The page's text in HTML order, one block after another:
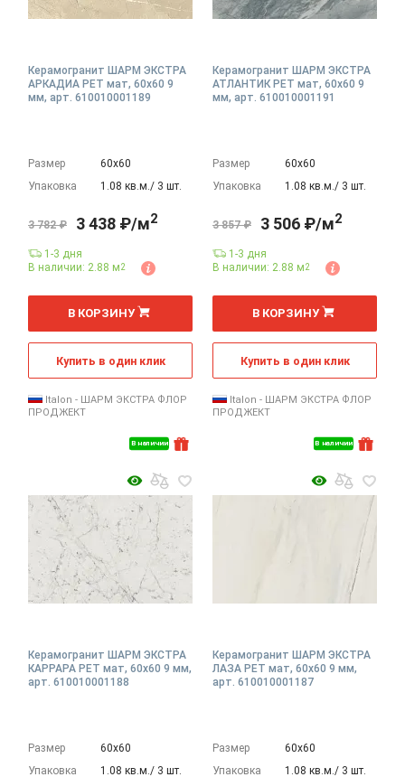
Керамогранит ШАРМ ЭКСТРА
АРКАДИА РЕТ мат, 60x60 9
мм, арт. 610010001189
Размер
60х60
Упаковка
1.08 кв.м./ 3 шт.
В наличии
3 782 ₽ 3 438 ₽/м2
1-3 дня
В наличии: 2.88 м2
м
В КОРЗИНУ
Купить в один клик
Italon - ШАРМ ЭКСТРА ФЛОР
ПРОДЖЕКТ
Керамогранит ШАРМ ЭКСТРА
АТЛАНТИК РЕТ мат, 60x60 9
мм, арт. 610010001191
Размер
60х60
Упаковка
1.08 кв.м./ 3 шт.
В наличии
3 857 ₽ 3 506 ₽/м2
1-3 дня
В наличии: 2.88 м2
м
В КОРЗИНУ
Купить в один клик
Italon - ШАРМ ЭКСТРА ФЛОР
ПРОДЖЕКТ
Керамогранит ШАРМ ЭКСТРА
КАРРАРА РЕТ мат, 60x60 9 мм,
арт. 610010001188
Размер
60х60
Упаковка
1.08 кв.м./ 3 шт.
Керамогранит ШАРМ ЭКСТРА
ЛАЗА РЕТ мат, 60x60 9 мм,
арт. 610010001187
Размер
60х60
Упаковка
1.08 кв.м./ 3 шт.